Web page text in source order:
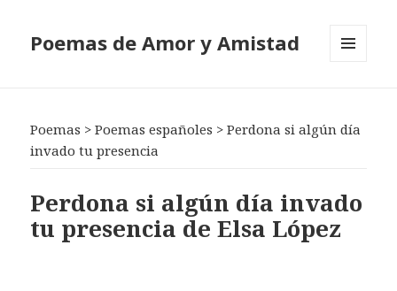
Poemas de Amor y Amistad
Poemas >Poemas españoles >Perdona si algún día
invado tu presencia
Perdona si algún día invado
tu presencia de Elsa López